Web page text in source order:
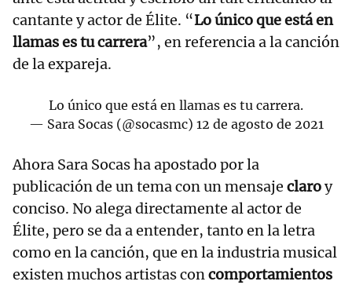
cantante y actor de Élite. “Lo único que está en
llamas es tu carrera”, en referencia a la canción
de la expareja.
Lo único que está en llamas es tu carrera.
— Sara Socas (@socasmc) 12 de agosto de 2021
Ahora Sara Socas ha apostado por la
publicación de un tema con un mensaje claroy
conciso. No alega directamente al actor de
Élite, pero se da a entender, tanto en la letra
como en la canción, que en la industria musical
existen muchos artistas concomportamientos